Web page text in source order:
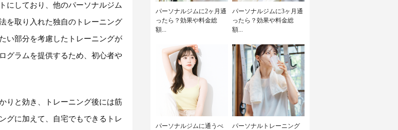
にしており、他のパーソナルジム
を取り入れた独自のトレーニング
い部分を考慮したトレーニングが
グラムを提供するため、初心者や
りと効き、トレーニング後には筋
グに加えて、自宅でもできるトレ
パーソナルジムに2ヶ月通
ったら？効果や料金総
額...
パーソナルジムに3ヶ月通
ったら？効果や料金総
額...
パーソナルジムに通うべ
パーソナルトレーニング